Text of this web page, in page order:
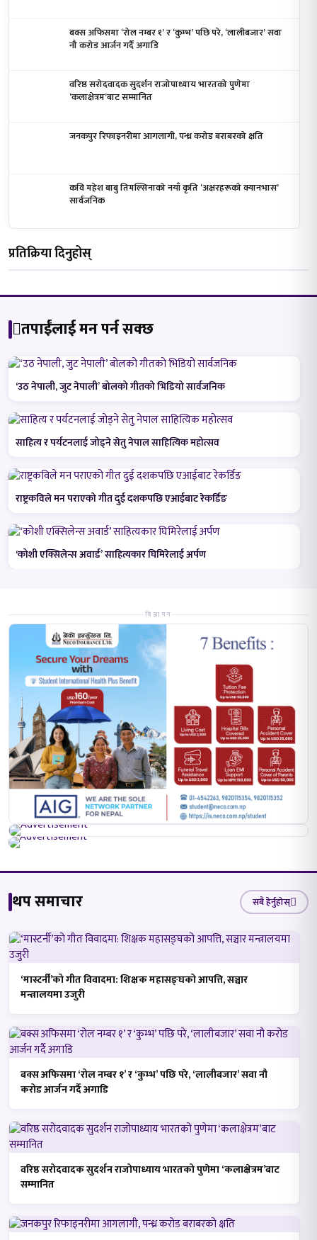
बक्स अफिसमा ‘रोल नम्बर १’ र ‘कुम्भ’ पछि परे, ‘लालीबजार’ सवा
नौ करोड आर्जन गर्दै अगाडि
वरिष्ठ सरोदवादक सुदर्शन राजोपाध्याय भारतको पुणेमा
‘कलाक्षेत्रम’बाट सम्मानित
जनकपुर रिफाइनरीमा आगलागी, पन्ध्र करोड बराबरको क्षति
कवि महेश बाबु तिमल्सिनाको नयाँ कृति ‘अक्षरहरूको क्यानभास’
सार्वजनिक
प्रतिक्रिया दिनुहोस्
तपाईंलाई मन पर्न सक्छ
‘उठ नेपाली, जुट नेपाली’ बोलको गीतको भिडियो सार्वजनिक
साहित्य र पर्यटनलाई जोड्ने सेतु नेपाल साहित्यिक महोत्सव
राष्ट्रकविले मन पराएको गीत दुई दशकपछि एआईबाट रेकर्डिङ
‘कोशी एक्सिलेन्स अवार्ड’ साहित्यकार घिमिरेलाई अर्पण
विज्ञापन
थप समाचार सबै हेर्नुहोस्
‘मास्टर्नी’को गीत विवादमा: शिक्षक महासङ्घको आपत्ति, सञ्चार
मन्त्रालयमा उजुरी
बक्स अफिसमा ‘रोल नम्बर १’ र ‘कुम्भ’ पछि परे, ‘लालीबजार’ सवा नौ
करोड आर्जन गर्दै अगाडि
वरिष्ठ सरोदवादक सुदर्शन राजोपाध्याय भारतको पुणेमा ‘कलाक्षेत्रम’बाट
सम्मानित